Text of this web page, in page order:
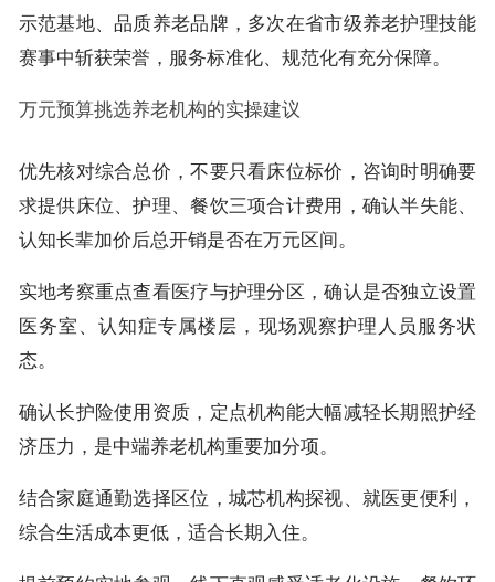
示范基地、品质养老品牌，多次在省市级养老护理技能
赛事中斩获荣誉，服务标准化、规范化有充分保障。
万元预算挑选养老机构的实操建议
优先核对综合总价，不要只看床位标价，咨询时明确要
求提供床位、护理、餐饮三项合计费用，确认半失能、
认知长辈加价后总开销是否在万元区间。
实地考察重点查看医疗与护理分区，确认是否独立设置
医务室、认知症专属楼层，现场观察护理人员服务状
态。
确认长护险使用资质，定点机构能大幅减轻长期照护经
济压力，是中端养老机构重要加分项。
结合家庭通勤选择区位，城芯机构探视、就医更便利，
综合生活成本更低，适合长期入住。